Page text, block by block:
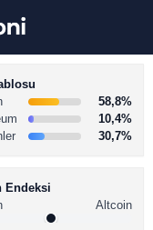
58,8%
10,4%
30,7%
Endeksi
Altcoin